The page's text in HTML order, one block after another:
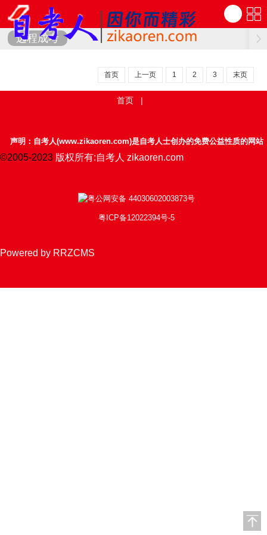
远程成考
首页 上一页 1 2 3 末页
首页 |
声明：自考人(www.zikaoren.com)是自考人士创办的免费公益性质的网站
©2005-2023 版权所有:自考人 zikaoren.com
粤公网安备 44030602003873号
粤ICP备12022394号-5
Powered by RRZCMS